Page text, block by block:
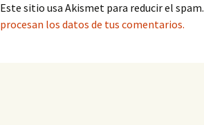
Este sitio usa Akismet para reducir el spam.
procesan los datos de tus comentarios.